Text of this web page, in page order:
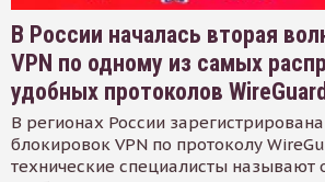
В России началась вторая
VPN по одному из самых
удобных протоколов WireGuard
В регионах России
блокировок VPN по протоколу
технические специалисты называют